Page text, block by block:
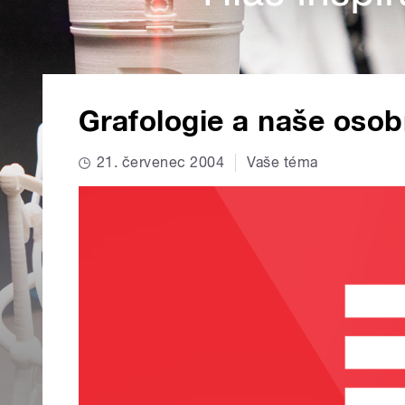
Grafologie a naše
21. červenec 2004 Vaše téma